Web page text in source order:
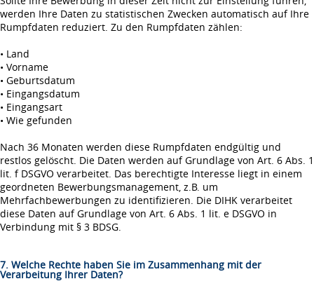
werden Ihre Daten zu statistischen Zwecken automatisch auf Ihre
Rumpfdaten reduziert. Zu den Rumpfdaten zählen:
• Land
• Vorname
• Geburtsdatum
• Eingangsdatum
• Eingangsart
• Wie gefunden
Nach 36 Monaten werden diese Rumpfdaten endgültig und
restlos gelöscht. Die Daten werden auf Grundlage von Art. 6 Abs. 1
lit. f DSGVO verarbeitet. Das berechtigte Interesse liegt in einem
geordneten Bewerbungsmanagement, z.B. um
Mehrfachbewerbungen zu identifizieren. Die DIHK verarbeitet
diese Daten auf Grundlage von Art. 6 Abs. 1 lit. e DSGVO in
Verbindung mit § 3 BDSG.
7. Welche Rechte haben Sie im Zusammenhang mit der
Verarbeitung Ihrer Daten?